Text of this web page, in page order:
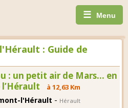
☰ Menu
: Guide de
: un petit air de Mars… en
à 12,63 Km
l'Hérault - Hérault